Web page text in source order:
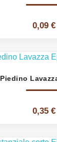
0,09 €
Piedino
0,35 €